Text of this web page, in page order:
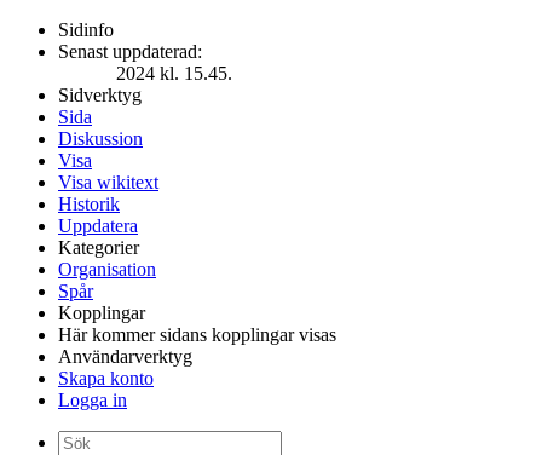
Sidinfo
Senast uppdaterad:
2024 kl. 15.45.
Sidverktyg
Sida
Diskussion
Visa
Visa wikitext
Historik
Uppdatera
Kategorier
Organisation
Spår
Kopplingar
Här kommer sidans kopplingar visas
Användarverktyg
Skapa konto
Logga in